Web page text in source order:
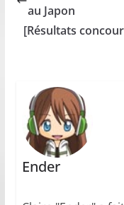
au Japon
[Résultats
Ender